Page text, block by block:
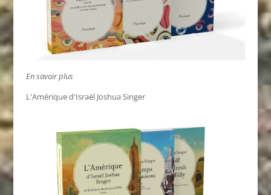
En savoir plus
L'Amérique d'Israël Joshua Singer